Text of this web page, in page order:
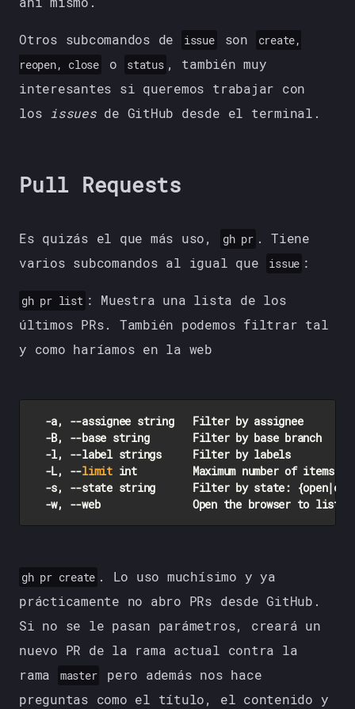
Otros subcomandos de issue son
create,
reopen, close
o status , también muy
interesantes si queremos trabajar con
los issues de GitHub desde el terminal.
Pull Requests
Es quizás el que más uso, gh pr . Tiene
varios subcomandos al igual que
issue :
gh pr list : Muestra una lista de los
últimos PRs. También podemos filtrar tal
y como haríamos en la web
  -a, --assignee string   Filter by assignee
  -B, --base string       Filter by base branch
  -l, --label strings     Filter by labels
  -L, --
limit int         Maximum number of items
-s, --state string      Filter by state:
gh pr create . Lo uso muchísimo y ya
prácticamente no abro PRs desde GitHub.
Si no se le pasan parámetros, creará un
nuevo PR de la rama actual contra la
rama
master
pero además nos hace
preguntas como el título, el contenido y